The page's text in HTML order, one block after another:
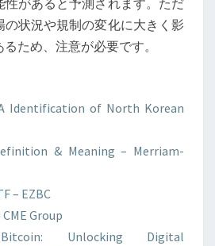
性があると予測されます。ただ
の状況や規制の変化に大きく影
ため、注意が必要です。
Identification of North Korean
& Meaning – Merriam-
– EZBC
Group
Unlocking Digital